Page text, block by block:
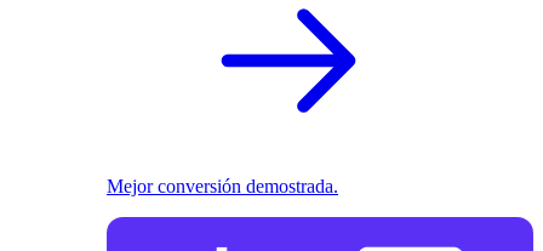
Mejor conversión demostrada.